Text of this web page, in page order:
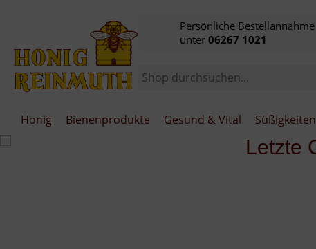
Persönliche Bestellannahme
unter 06267 1021
Honig Bienenprodukte Gesund & Vital Süßigkeiten